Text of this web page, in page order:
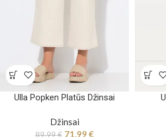
Ulla Popken Platūs Džinsai
Džinsai
89,99€ 71,99 €